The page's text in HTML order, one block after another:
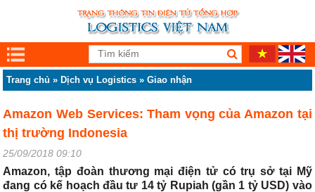
Trang chủ » Dịch vụ Logistics »Giao nhận
Amazon Web Services: Tham vọng của Amazon tại
thị trường Indonesia
25/09/2018 09:10
Amazon, tập đoàn thương mại điện tử có trụ sở tại Mỹ
đang có kế hoạch đầu tư 14 tỷ Rupiah (gần 1 tỷ USD) vào